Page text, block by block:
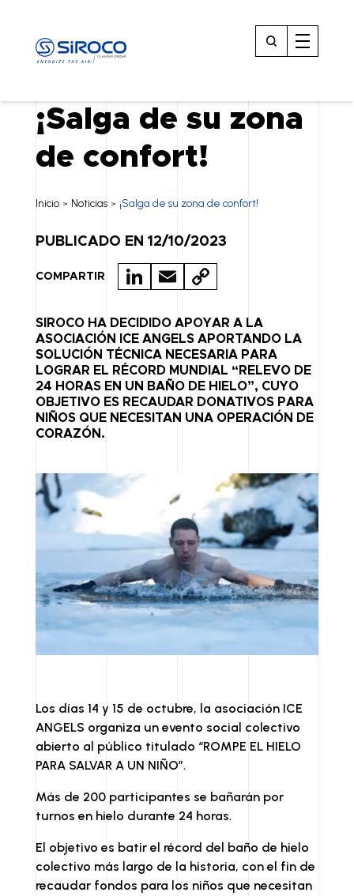
¡Salga de su zona
de confort!
Inicio > Noticias > ¡Salga de su zona de confort!
PUBLICADO EN 12/10/2023
COMPARTIR
LI
K
E
D
I
N
E
A
IL
C
P
Y
LI
N
K
SIROCO HA DECIDIDO APOYAR A LA
ASOCIACIÓN ICE ANGELS APORTANDO LA
SOLUCIÓN TÉCNICA NECESARIA PARA
LOGRAR EL RÉCORD MUNDIAL “RELEVO DE
24 HORAS EN UN BAÑO DE HIELO”, CUYO
OBJETIVO ES RECAUDAR DONATIVOS PARA
NIÑOS QUE NECESITAN UNA OPERACIÓN DE
CORAZÓN.
Los días 14 y 15 de octubre, la asociación ICE
ANGELS organiza un evento social colectivo
abierto al público titulado “ROMPE EL HIELO
PARA SALVAR A UN NIÑO”.
Más de 200 participantes se bañarán por
turnos en hielo durante 24 horas.
El objetivo es batir el récord del baño de hielo
colectivo más largo de la historia, con el fin de
recaudar fondos para los niños que necesitan